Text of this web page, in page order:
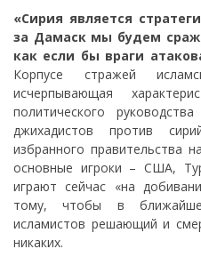
«Сирия является
за Дамаск мы будем
как если бы враги
Корпусе стражей
исчерпывающая
политического
джихадистов против
избранного правительства
основные игроки – США,
играют сейчас «на
тому, чтобы в
исламистов решающий и
никаких.